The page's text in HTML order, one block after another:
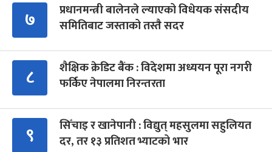
७
प्रधानमन्त्री बालेनले ल्याएको विधेयक संसदीय
समितिबाट जस्ताको तस्तै सदर
८
शैक्षिक क्रेडिट बैंक : विदेशमा अध्ययन पूरा नगरी
फर्किए नेपालमा निरन्तरता
९
सिँचाइ र खानेपानी : विद्युत् महसुलमा सहुलियत
दर, तर १३ प्रतिशत भ्याटको भार